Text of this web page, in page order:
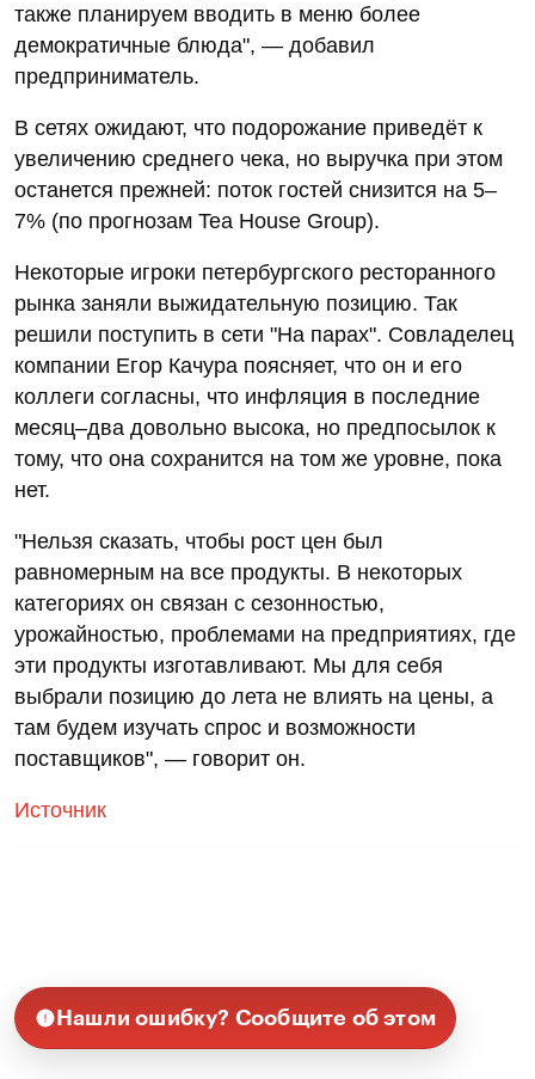
также планируем вводить в меню более
демократичные блюда", — добавил
предприниматель.
В сетях ожидают, что подорожание приведёт к
увеличению среднего чека, но выручка при этом
останется прежней: поток гостей снизится на 5–
7% (по прогнозам Tea House Group).
Некоторые игроки петербургского ресторанного
рынка заняли выжидательную позицию. Так
решили поступить в сети "На парах". Совладелец
компании Егор Качура поясняет, что он и его
коллеги согласны, что инфляция в последние
месяц–два довольно высока, но предпосылок к
тому, что она сохранится на том же уровне, пока
нет.
"Нельзя сказать, чтобы рост цен был
равномерным на все продукты. В некоторых
категориях он связан с сезонностью,
урожайностью, проблемами на предприятиях, где
эти продукты изготавливают. Мы для себя
выбрали позицию до лета не влиять на цены, а
там будем изучать спрос и возможности
поставщиков", — говорит он.
Источник
Нашли ошибку? Сообщите об этом